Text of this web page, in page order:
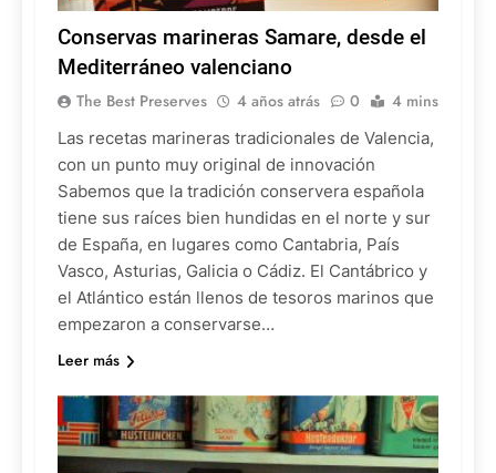
Conservas marineras Samare, desde el
Mediterráneo valenciano
The Best Preserves 4 años atrás 0 4 mins
Las recetas marineras tradicionales de Valencia,
con un punto muy original de innovación
Sabemos que la tradición conservera española
tiene sus raíces bien hundidas en el norte y sur
de España, en lugares como Cantabria, País
Vasco, Asturias, Galicia o Cádiz. El Cantábrico y
el Atlántico están llenos de tesoros marinos que
empezaron a conservarse…
Leer más